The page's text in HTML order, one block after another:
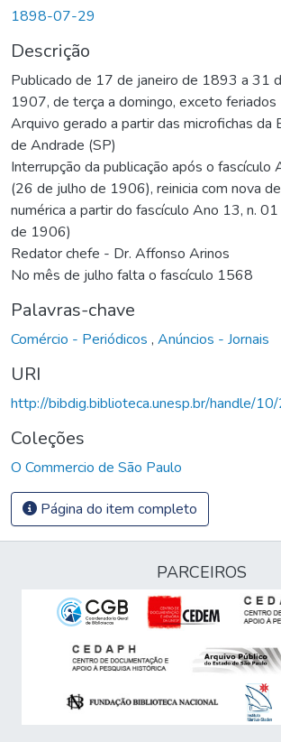
1898-07-29
Descrição
Publicado de 17 de janeiro de 1893 a 31
1907, de terça a domingo, exceto feriados
Arquivo gerado a partir das microfichas da
de Andrade (SP)
Interrupção da publicação após o fascículo
(26 de julho de 1906), reinicia com nova
numérica a partir do fascículo Ano 13, n.
de 1906)
Redator chefe - Dr. Affonso Arinos
No mês de julho falta o fascículo 1568
Palavras-chave
Comércio - Periódicos , Anúncios - Jornais
URI
http://bibdig.biblioteca.unesp.br/handle/
Coleções
O Commercio de São Paulo
Página do item completo
PARCEIROS